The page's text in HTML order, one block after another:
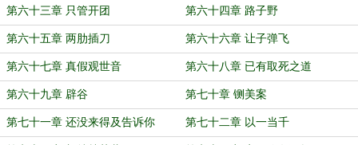
第六十三章 只管开团 第六十四章 路子野
第六十五章 两肋插刀 第六十六章 让子弹飞
第六十七章 真假观世音 第六十八章 已有取死之道
第六十九章 辟谷 第七十章 铡美案
第七十一章 还没来得及告诉你 第七十二章 以一当千